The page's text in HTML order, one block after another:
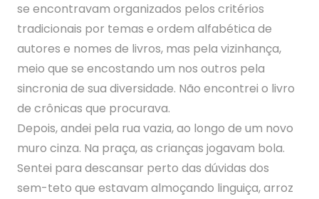
se encontravam organizados pelos critérios
tradicionais por temas e ordem alfabética de
autores e nomes de livros, mas pela vizinhança,
meio que se encostando um nos outros pela
sincronia de sua diversidade. Não encontrei o livro
de crônicas que procurava.
Depois, andei pela rua vazia, ao longo de um novo
muro cinza. Na praça, as crianças jogavam bola.
Sentei para descansar perto das dúvidas dos
sem-teto que estavam almoçando linguiça, arroz